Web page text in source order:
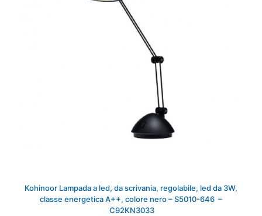
Kohinoor Lampada a led, da scrivania, regolabile, led da 3W,
classe energetica A++, colore nero – S5010-646 –
C92KN3033